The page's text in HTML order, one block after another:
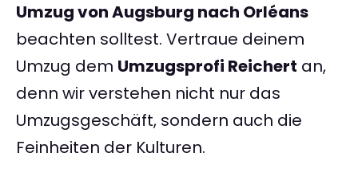
Umzug von Augsburg nach Orléans
beachten solltest. Vertraue deinem
Umzug dem Umzugsprofi Reichert an,
denn wir verstehen nicht nur das
Umzugsgeschäft, sondern auch die
Feinheiten der Kulturen.